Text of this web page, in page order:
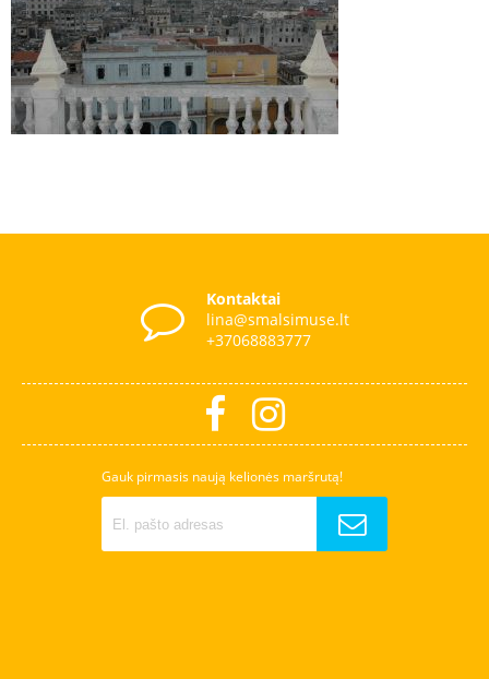
Kontaktai
lina@smalsimuse.lt
+37068883777
Gauk pirmasis naują kelionės maršrutą!